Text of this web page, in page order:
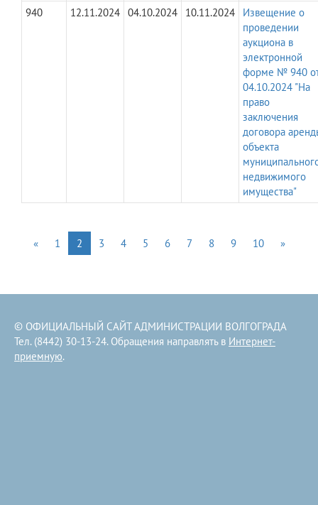
940
12.11.2024 04.10.2024 10.11.2024
Извещение о
проведении
аукциона в
электронной
форме № 940
04.10.2024 "На
право
заключения
договора
объекта
недвижимого
имущества"
« 1 2 3 4 5 6 7 8 9 10 »
© ОФИЦИАЛЬНЫЙ САЙТ АДМИНИСТРАЦИИ ВОЛГОГРАДА
Тел. (8442) 30-13-24. Обращения направлять в Интернет-
приемную.